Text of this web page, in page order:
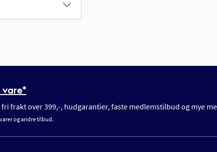
frakt over 399,-, hudgarantier, faste medlemstilbud og mye
og andre tilbud.